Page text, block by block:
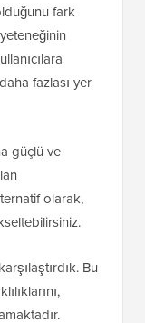
fark
fazlası yer
güçlü ve
olarak,
Bu